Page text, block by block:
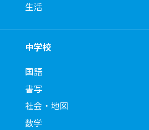
生活
中学校
国語
書写
社会・地図
数学